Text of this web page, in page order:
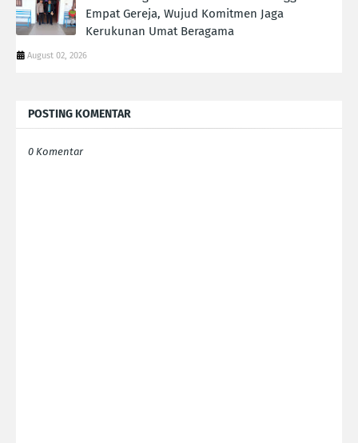
Empat Gereja, Wujud Komitmen Jaga
Kerukunan Umat Beragama
August 02, 2026
POSTING KOMENTAR
0 Komentar